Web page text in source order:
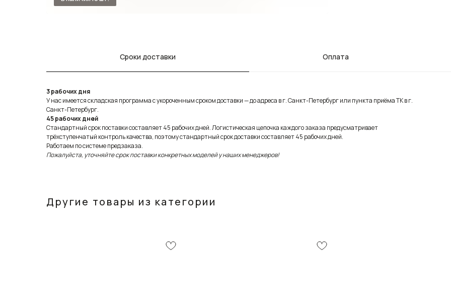
Сроки доставки Оплата
3 рабочих дня
У нас имеется складская программа с укороченным сроком доставки — до адреса в г. Санкт-Петербург или пункта приёма ТК в г.
Санкт-Петербург.
45 рабочих дней
Стандартный срок поставки составляет 45 рабочих дней. Логистическая цепочка каждого заказа предусматривает
трёхступенчатый контроль качества, поэтому стандартный срок доставки составляет 45 рабочих дней.
Работаем по системе предзаказа.
Пожалуйста, уточняйте срок поставки конкретных моделей у наших менеджеров!
Другие товары из категории